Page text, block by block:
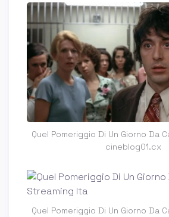
Quel Pomeriggio Di Un Giorno Da
cineblog01.cx
Quel Pomeriggio Di Un Giorno Da